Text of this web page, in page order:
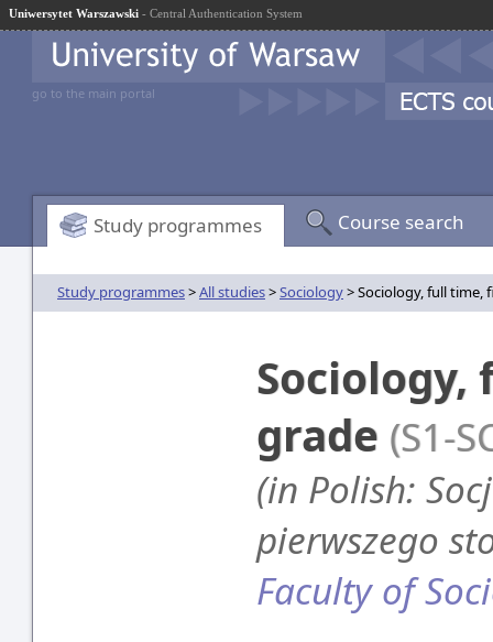
Uniwersytet Warszawski - Central Authentication System
go to the main portal
Study programmes Course search
Study programmes>All studies>Sociology> Sociology, full time,
grade (S1-
(in Polish:
pierwszego
Faculty of